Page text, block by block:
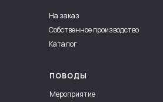
На заказ
Собственное производство
Каталог
ПОВОДЫ
Мероприятие